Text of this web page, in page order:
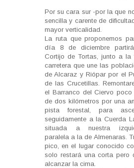
Por su cara sur -por la que
sencilla y carente de
mayor verticalidad.
La ruta que proponemos
día 8 de diciembre
Cortijo de Tortas, junto a la
carretera que une las
de Alcaraz y Riópar por el
de las Crucetillas.
el Barranco del Ciervo poco
de dos kilómetros por una
pista forestal, para
seguidamente a la Cuerda
situada a nuestra
paralela a la de Almenaras.
pico, en el lugar conocido
solo restará una corta pero
alcanzar la cima.